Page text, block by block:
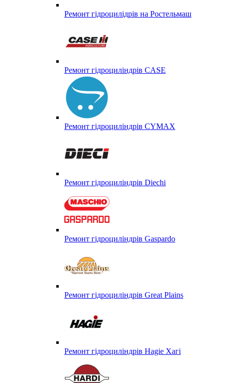
Ремонт гідроцилідрів на Ростельмаш
Ремонт гідроциліндрів CASE
Ремонт гідроциліндрів CYMAX
Ремонт гідроциліндрів Diechi
Ремонт гідроциліндрів Gaspardo
Ремонт гідроциліндрів Great Plains
Ремонт гідроциліндрів Hagie Хагі